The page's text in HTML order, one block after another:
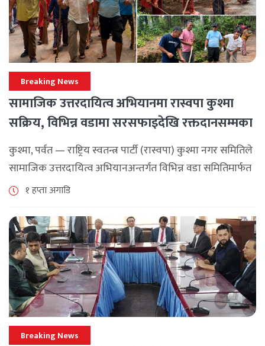
Breaking News
सामाजिक उत्तरदायित्व अभियानमा रास्वपा कुश्मा
सक्रिय, विभिन्न वडामा सरसफाइदेखि रक्तदानसम्मका
कार्यक्रम
कुश्मा, पर्वत — राष्ट्रिय स्वतन्त्र पार्टी (रास्वपा) कुश्मा नगर समितिले
सामाजिक उत्तरदायित्व अभियानअन्तर्गत विभिन्न वडा समितिमार्फत
समुदाय केन्द्रित र सेवामूलक कार्यक्रम सञ्चालन गरिरहेको जनाएको
१ हप्ता अगाडि
Breaking News